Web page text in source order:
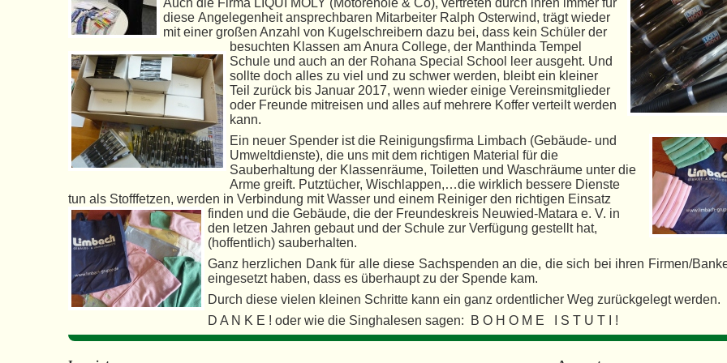
Auch die Firma LIQUI MOLY (Motorenöle & Co), vertreten durch ihren immer für
diese Angelegenheit ansprechbaren Mitarbeiter Ralph Osterwind, trägt wieder
mit einer großen Anzahl von Kugelschreibern dazu bei, dass kein Schüler der
besuchten Klassen am Anura College, der Manthinda Tempel
Schule und auch an der Rohana Special School leer ausgeht. Und
sollte doch alles zu viel und zu schwer werden, bleibt ein kleiner
Teil zurück bis Januar 2017, wenn wieder einige Vereinsmitglieder
oder Freunde mitreisen und alles auf mehrere Koffer verteilt werden
kann.
Ein neuer Spender ist die Reinigungsfirma Limbach (Gebäude- und
Umweltdienste), die uns mit dem richtigen Material für die
Sauberhaltung der Klassenräume, Toiletten und Waschräume unter die
Arme greift. Putztücher, Wischlappen,…die wirklich bessere Dienste
tun als Stofffetzen, werden in Verbindung mit Wasser und einem Reiniger den richtigen Einsatz
finden und die Gebäude, die der Freundeskreis Neuwied-Matara e. V. in
den letzen Jahren gebaut und der Schule zur Verfügung gestellt hat,
(hoffentlich) sauberhalten.
Ganz herzlichen Dank für alle diese Sachspenden an die, die sich bei ihren Firmen/
eingesetzt haben, dass es überhaupt zu der Spende kam.
Durch diese vielen kleinen Schritte kann ein ganz ordentlicher Weg zurückgelegt werden.
D A N K E ! oder wie die Singhalesen sagen: B O H O M E I S T U T I !